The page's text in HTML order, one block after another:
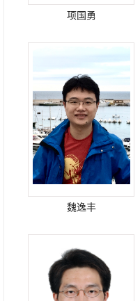
项国勇
魏逸丰